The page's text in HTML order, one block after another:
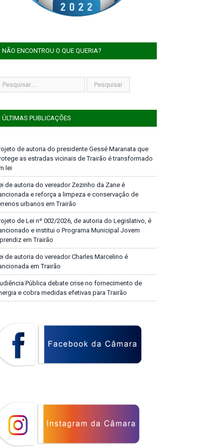
NÃO ENCONTROU O QUE QUERIA?
ÚLTIMAS PUBLICAÇÕES
de autoria do presidente Gessé Maranata que
as estradas vicinais de Trairão é transformado
lei
de autoria do vereador Zezinho da Zane é
e reforça a limpeza e conservação de
urbanos em Trairão
de Lei nº 002/2026, de autoria do Legislativo, é
e institui o Programa Municipal Jovem
em Trairão
de autoria do vereador Charles Marcelino é
em Trairão
Pública debate crise no fornecimento de
e cobra medidas efetivas para Trairão